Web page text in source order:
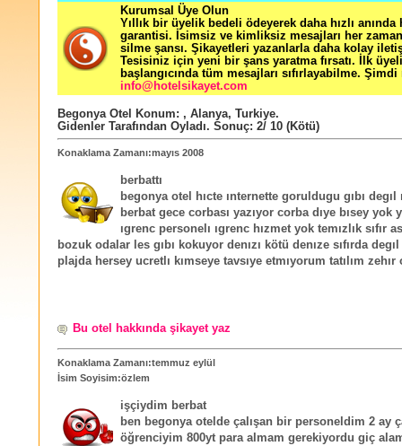
Kurumsal Üye Olun
Yıllık bir üyelik bedeli ödeyerek daha hızlı
garantisi. İsimsiz ve kimliksiz mesajları her zaman
silme şansı. Şikayetleri yazanlarla daha kolay
Tesisiniz için yeni bir şans yaratma fırsatı. İlk
başlangıcında tüm mesajları sıfırlayabilme. Şimdi
info@hotelsikayet.com
Begonya Otel Konum: , Alanya, Turkiye.
Gidenler Tarafından Oyladı. Sonuç: 2/ 10 (Kötü)
Konaklama Zamanı:mayıs 2008
berbattı
begonya otel hıcte ınternette goruldugu gıbı degıl
berbat gece corbası yazıyor corba dıye bısey yok
ıgrenc personelı ıgrenc hızmet yok temızlık sıfır
bozuk odalar les gıbı kokuyor denızı kötü denıze sıfırda degıl
plajda hersey ucretlı kımseye tavsıye etmıyorum tatılım zehır
Bu otel hakkında şikayet yaz
Konaklama Zamanı:temmuz eylül
İsim Soyisim:özlem
işçiydim berbat
ben begonya otelde çalışan bir personeldim 2 ay
öğrenciyim 800yt para almam gerekiyordu giç